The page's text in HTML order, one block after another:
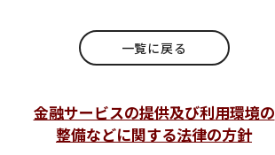
一覧に戻る
金融サービスの提供及び利用環境の
整備などに関する法律の方針